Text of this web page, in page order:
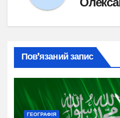
Пов’язаний запис
ГЕОГРАФІЯ